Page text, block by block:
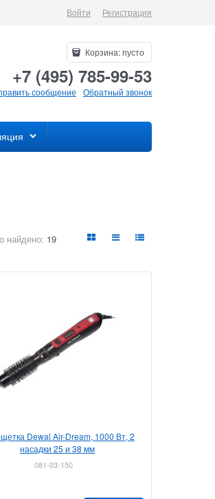
Войти Регистрация
Корзина:пусто
+7 (495) 785-99-53
сообщение Обратный звонок
найдено: 19
Dewal Air-Dream, 1000 Вт, 2
насадки 25 и 38 мм
081-03-150